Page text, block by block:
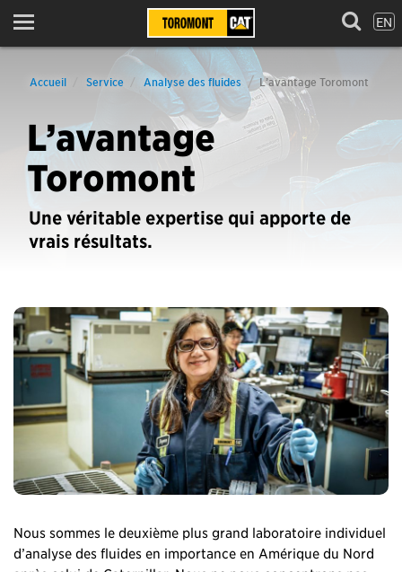
Menu EN
Accueil Service Analyse des fluides L’avantage Toromont
L’avantage
Toromont
Une véritable expertise qui apporte de
vrais résultats.
Nous sommes le deuxième plus grand laboratoire individuel
d’analyse des fluides en importance en Amérique du Nord